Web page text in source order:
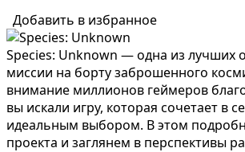
Добавить в избранное
Species: Unknown — одна из лучших
миссии на борту заброшенного
внимание миллионов геймеров
вы искали игру, которая сочетает в
идеальным выбором. В этом
проекта и заглянем в перспективы